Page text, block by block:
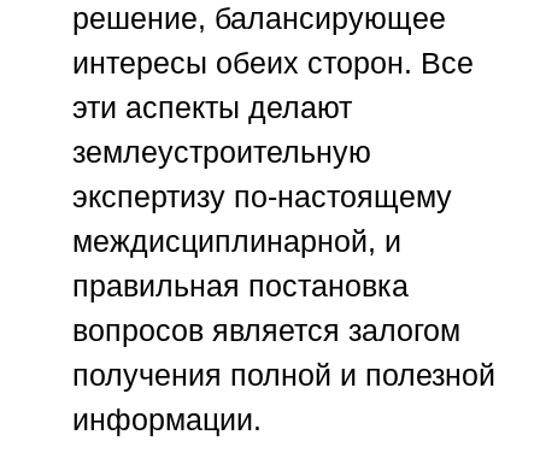
решение, балансирующее
интересы обеих сторон. Все
эти аспекты делают
землеустроительную
экспертизу по-настоящему
междисциплинарной, и
правильная постановка
вопросов является залогом
получения полной и полезной
информации.